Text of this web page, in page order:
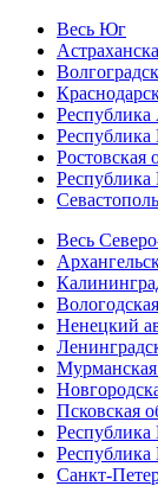
Весь Юг
Ростовская
Севастополь
Весь
Ненецкий
Мурманская
Псковская
Республика
Санкт-